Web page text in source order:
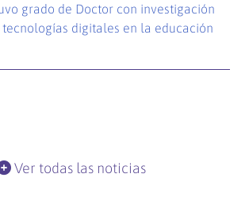
grado de Doctor con investigación
tecnologías digitales en la educación
Ver todas las noticias